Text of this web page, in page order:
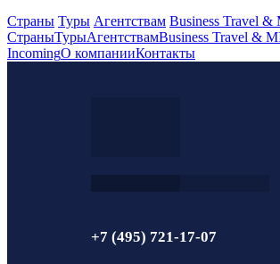
Страны Туры Агентствам Business Travel &
СтраныТурыАгентствамBusiness Travel &
IncomingО компанииКонтакты
+7 (495) 721-17-07